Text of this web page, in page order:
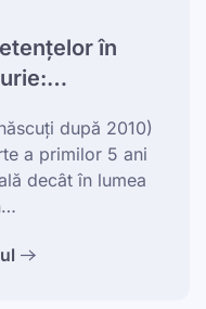
în
după 2010)
a primilor 5 ani
decât în lumea